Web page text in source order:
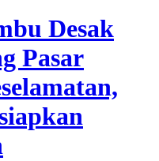
Desak
Pasar